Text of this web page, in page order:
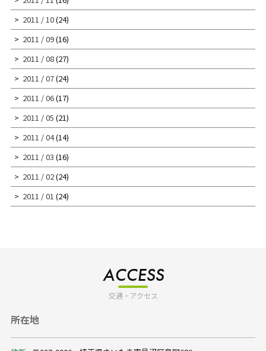
2011 / 10(24)
2011 / 09(16)
2011 / 08(27)
2011 / 07(24)
2011 / 06(17)
2011 / 05 (21)
2011 / 04(14)
2011 / 03 (16)
2011 / 02(24)
2011 / 01 (24)
ACCESS
交通・アクセス
所在地